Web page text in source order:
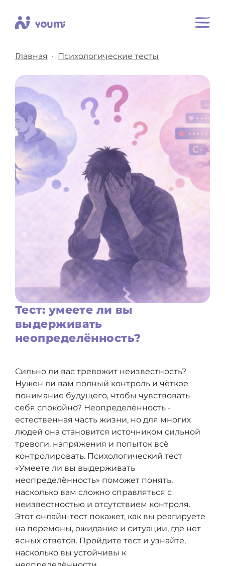
Главная Психологические тесты
Тест: умеете ли вы
выдерживать
неопределённость?
Сильно ли вас тревожит неизвестность?
Нужен ли вам полный контроль и чёткое
понимание будущего, чтобы чувствовать
себя спокойно? Неопределённость -
естественная часть жизни, но для многих
людей она становится источником сильной
тревоги, напряжения и попыток всё
контролировать. Психологический тест
«Умеете ли вы выдерживать
неопределённость» поможет понять,
насколько вам сложно справляться с
неизвестностью и отсутствием контроля.
Этот онлайн-тест покажет, как вы реагируете
на перемены, ожидание и ситуации, где нет
ясных ответов. Пройдите тест и узнайте,
насколько вы устойчивы к